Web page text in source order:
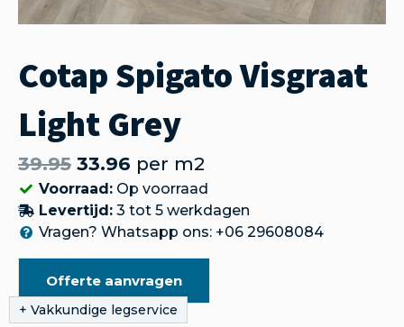
Cotap Spigato Visgraat
Light Grey
39.95 33.96 per m2
Voorraad:Op voorraad
Levertijd:3 tot 5 werkdagen
Vragen? Whatsapp ons: +06 29608084
Offerte aanvragen